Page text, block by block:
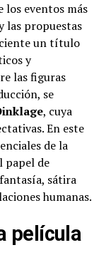
los eventos más
las propuestas
un título
y
las figuras
se
, cuya
En este
de la
papel de
sátira
humanas.
película